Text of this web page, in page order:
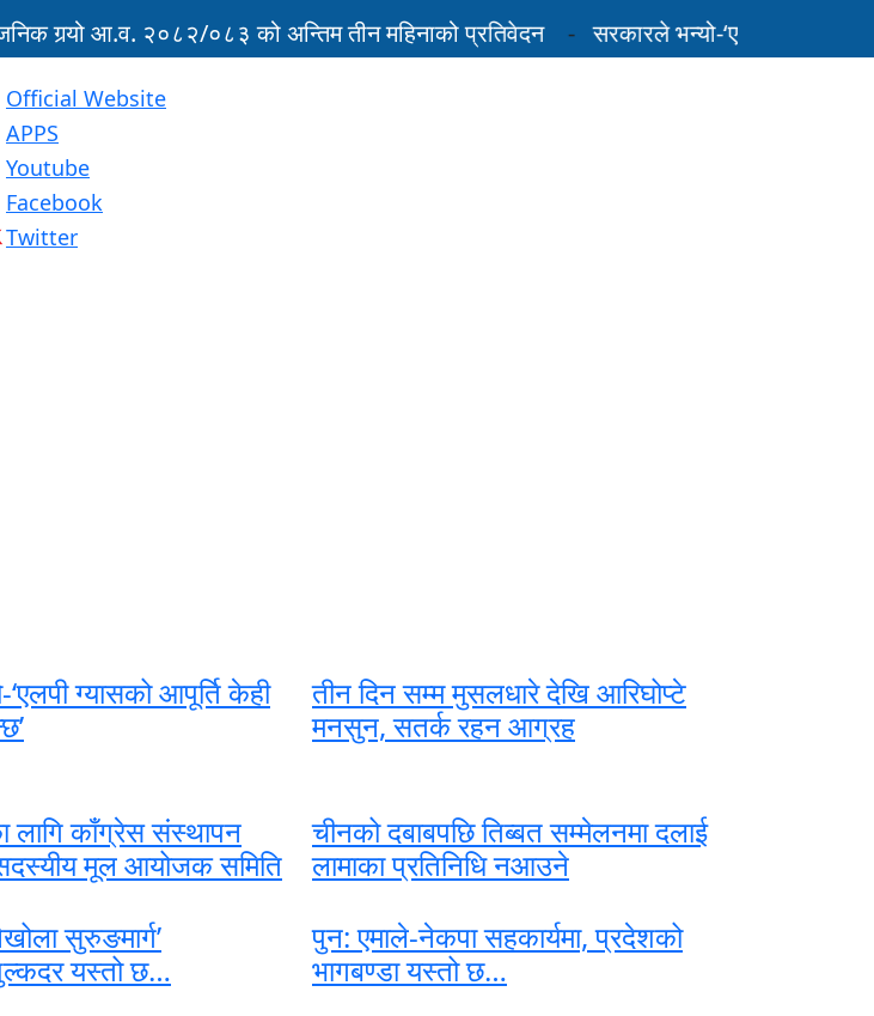
गर्‍यो आ.व. २०८२/०८३ को अन्तिम तीन महिनाको प्रतिवेदन
सरकारले भन्यो-‘एलपी ग्यासको
सुरुङमार्ग’ सञ्चालनमा, शुल्कदर यस्तो छ...
Official Website
APPS
Youtube
Facebook
Twitter
ग्यासको आपूर्ति केही
तीन दिन सम्म मुसलधारे देखि आरिघोप्टे
मनसुन, सतर्क रहन आग्रह
लागि काँग्रेस संस्थापन
मूल आयोजक समिति
चीनको दबाबपछि तिब्बत सम्मेलनमा दलाई
लामाका प्रतिनिधि नआउने
सुरुङमार्ग’
यस्तो छ…
पुन: एमाले-नेकपा सहकार्यमा, प्रदेशको
भागबण्डा यस्तो छ…